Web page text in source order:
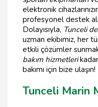
elektronik
profesyonel destek
Dolayısıyla, Tunceli
uzman ekibimiz, her
etkili çözümler
bakım hizmetleri
bakımı için bize ulaşın!
Tunceli Marin